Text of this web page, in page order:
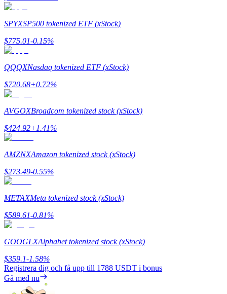
Guide
Futures startguide
Handelsstrategier
Lär dig hur du håller dig lönsam
Tjäna
SPYXSP500 tokenized ETF (xStock)
$775.01-0.15%
QQQXNasdaq tokenized ETF (xStock)
$720.68+0.72%
AVGOXBroadcom tokenized stock (xStock)
$424.92+1.41%
AMZNXAmazon tokenized stock (xStock)
$273.49-0.55%
METAXMeta tokenized stock (xStock)
$589.61-0.81%
GOOGLXAlphabet tokenized stock (xStock)
$359.1-1.58%
Registrera dig och få upp till 1788 USDT i bonus
Gå med nu